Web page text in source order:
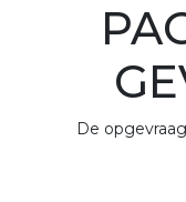
De